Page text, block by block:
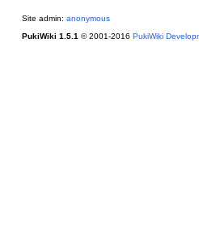
Site admin: anonymous
PukiWiki 1.5.1 © 2001-2016 PukiWiki